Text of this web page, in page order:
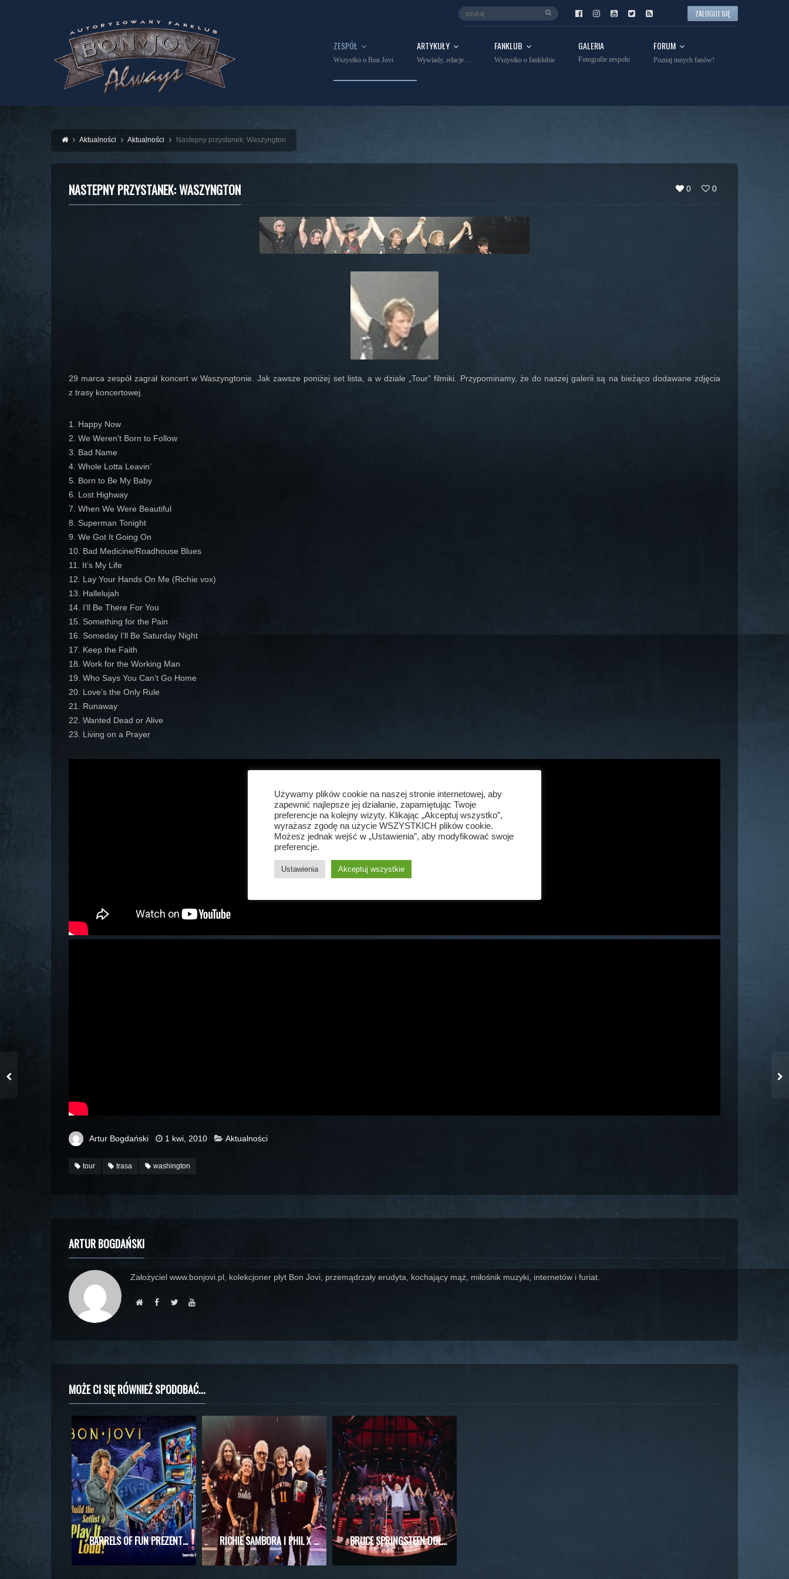
ZALOGUJ SIĘ
ZESPÓŁ
Wszystko o Bon Jovi
ARTYKUŁY
Wywiady, relacje…
FANKLUB
Wszystko o fanklubie
GALERIA
Fotografie zespołu
FORUM
Poznaj innych fanów!
Aktualności Aktualności Nastepny przystanek: Waszyngton
0 0
NASTEPNY PRZYSTANEK: WASZYNGTON
29 marca zespół zagrał koncert w Waszyngtonie. Jak zawsze poniżej set lista, a w dziale „Tour” filmiki. Przypominamy, że do naszej galerii są na bieżąco dodawane zdjęcia
z trasy koncertowej
1. Happy Now
2. We Weren’t Born to Follow
3. Bad Name
4. Whole Lotta Leavin’
5. Born to Be My Baby
6. Lost Highway
7. When We Were Beautiful
8. Superman Tonight
9. We Got It Going On
10. Bad Medicine/Roadhouse Blues
11. It’s My Life
12. Lay Your Hands On Me (Richie vox)
13. Hallelujah
14. I’ll Be There For You
15. Something for the Pain
16. Someday I’ll Be Saturday Night
17. Keep the Faith
18. Work for the Working Man
19. Who Says You Can’t Go Home
20. Love’s the Only Rule
21. Runaway
22. Wanted Dead or Alive
23. Living on a Prayer
Artur Bogdański 1 kwi, 2010 Aktualności
tour trasa washington
ARTUR BOGDAŃSKI
Założyciel www.bonjovi.pl, kolekcjoner płyt Bon Jovi, przemądrzały erudyta, kochający mąż, miłośnik muzyki, internetów i furiat.
MOŻE CI SIĘ RÓWNIEŻ SPODOBAĆ...
BARRELS OF FUN PREZENTUJE MASZYNĘ DO PINBALLA Z MOTYWAMI BON JOVI RICHIE SAMBORA I PHIL X RAZEM NA SCENIE! WYJĄTKOWE SPOTKANIE PODCZAS KONCERTU KINGS OF CHAOS BRUCE SPRINGSTEEN DOŁĄCZYŁ DO BON JOVI PODCZAS WIELKIEGO FINAŁU REZYDENCJI W NOWYM JORKU!
Używamy plików cookie na naszej stronie internetowej, aby
zapewnić najlepsze jej działanie, zapamiętując Twoje
preferencje na kolejny wizyty. Klikając „Akceptuj wszystko”,
wyrażasz zgodę na użycie WSZYSTKICH plików cookie.
Możesz jednak wejść w „Ustawienia”, aby modyfikować swoje
preferencje.
Ustawienia Akceptuj wszystkie